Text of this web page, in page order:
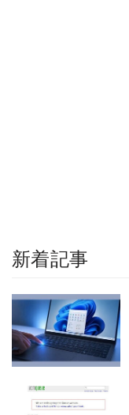
新着記事